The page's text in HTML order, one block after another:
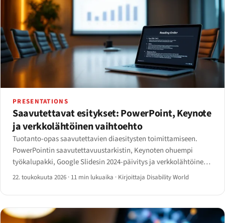
PRESENTATIONS
Saavutettavat esitykset: PowerPoint, Keynote
ja verkkolähtöinen vaihtoehto
Tuotanto-opas saavutettavien diaesitysten toimittamiseen.
PowerPointin saavutettavuustarkistin, Keynoten ohuempi
työkalupakki, Google Slidesin 2024-päivitys ja verkkolähtöinen
Reveal.js / Slidev / Marp-reitti — päätöspuulla oikean työkalun
22. toukokuuta 2026 · 11 min lukuaika · Kirjoittaja Disability World